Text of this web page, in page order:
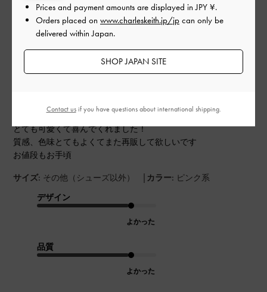
ご利用者様
満足です
友人へのプレゼントに選びました
とても可愛くて喜んでくれました！
質感、色味とてもよくてまた再販して欲しいです
お値段もお手頃
サイズ: その他（シューズ以外） | カラー: ピンク系
デザイン
よかった
品質
よかった
Prices and payment amounts are displayed inJPY ¥.
Orders placed on www.charleskeith.jp/jp can only be
delivered within Japan.
SHOP JAPAN SITE
Contact usif you have questions about international shipping.